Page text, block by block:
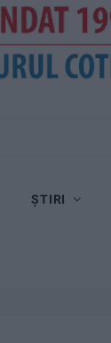
ȘTIRI